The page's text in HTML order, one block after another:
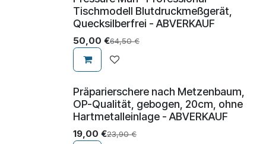
Tischmodell Blutdruckmeßgerät,
Quecksilberfrei - ABVERKAUF
50,00 €64,50€
Präparierschere nach Metzenbaum,
OP-Qualität, gebogen, 20cm, ohne
Hartmetalleinlage - ABVERKAUF
19,00 €23,90€